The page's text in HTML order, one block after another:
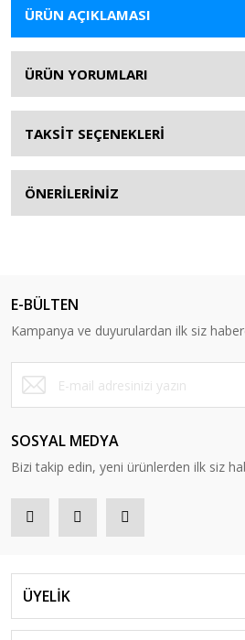
ÜRÜN AÇIKLAMASI
ÜRÜN YORUMLARI
TAKSİT SEÇENEKLERİ
ÖNERİLERİNİZ
E-BÜLTEN
Kampanya ve duyurulardan ilk siz
SOSYAL MEDYA
Bizi takip edin, yeni ürünlerden ilk siz
ÜYELİK